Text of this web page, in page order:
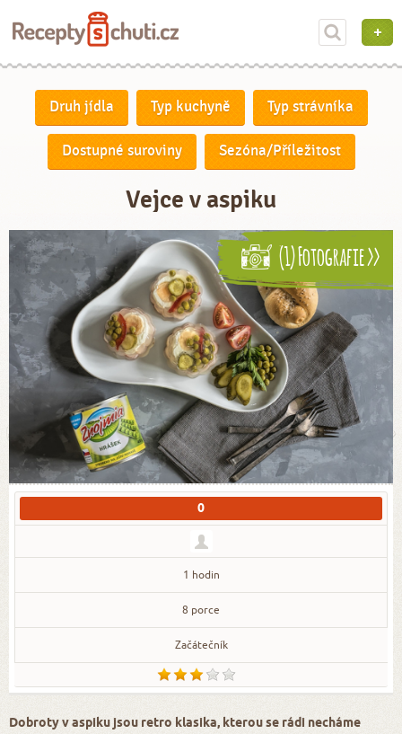
Druh jídla Typ kuchyně Typ strávníka
Dostupné suroviny Sezóna/Příležitost
Vejce v aspiku
(1) Fotografie >>
0
1 hodin
8 porce
Začátečník
Dobroty v aspiku jsou retro klasika, kterou se rádi necháme